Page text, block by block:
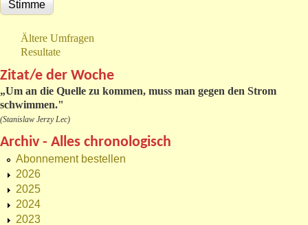
Ältere Umfragen
Resultate
Zitat/e der Woche
„Um an die Quelle zu kommen, muss man gegen den Strom
schwimmen."
(Stanislaw Jerzy Lec)
Archiv - Alles chronologisch
Abonnement bestellen
2026
2025
2024
2023